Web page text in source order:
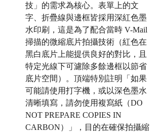
技」的需求為核心。表單上的文
字、折疊線與邊框皆採用深紅色墨
水印刷，這是為了配合當時 V-Mail
掃描的微縮底片拍攝技術（紅色在
黑白底片上能提供良好的對比，且
特定光線下可濾除多餘邊框以節省
底片空間）。頂端特別註明「如果
可能請使用打字機，或以深色墨水
清晰填寫，請勿使用複寫紙（DO
NOT PREPARE COPIES IN
CARBON）」，目的在確保拍攝縮